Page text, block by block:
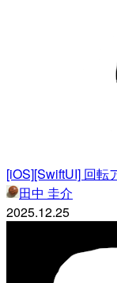
[iOS][SwiftUI] 回転
田中 圭介
2025.12.25